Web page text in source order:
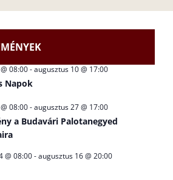
08:00-augusztus 10 @ 17:00
Napok
08:00-augusztus 27 @ 17:00
a Budavári Palotanegyed
@ 08:00-augusztus 16 @ 20:00